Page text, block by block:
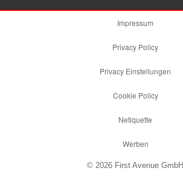
Impressum
Privacy Policy
Privacy Einstellungen
Cookie Policy
Netiquette
Werben
© 2026 First Avenue GmbH